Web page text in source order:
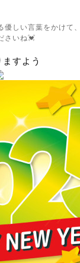
しい言葉をかけて、
さいね💓
すよう